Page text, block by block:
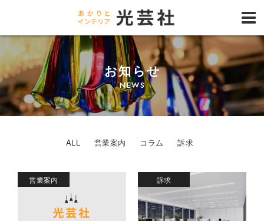
お知らせ
NEWS
ALL 営業案内 コラム 訴求
営業案内 訴求